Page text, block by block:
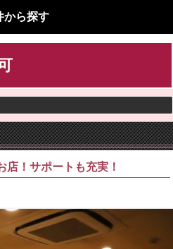
から探す
店！サポートも充実！